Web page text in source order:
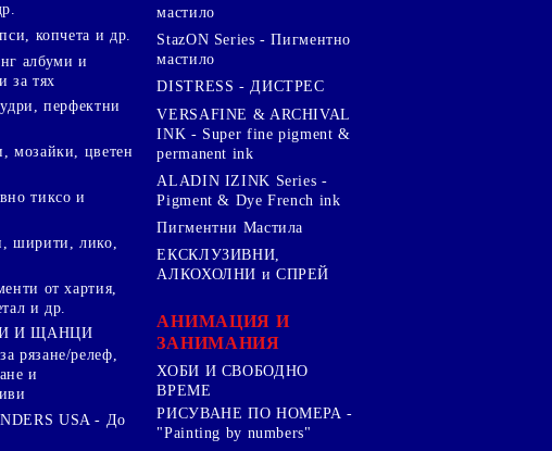
копчета и др.
албуми и
за тях
перфектни
мозайки, цветен
тиксо и
ширити, лико,
от хартия,
и др.
И ЩАНЦИ
рязане/релеф,
и
USA - До
мастило
StazON Series - Пигментно
мастило
DISTRESS - ДИСТРЕС
VERSAFINE & ARCHIVAL
INK - Super fine pigment &
permanent ink
ALADIN IZINK Series -
Pigment & Dye French ink
Пигментни Мастила
ЕКСКЛУЗИВНИ,
АЛКОХОЛНИ и СПРЕЙ
АНИМАЦИЯ И
ЗАНИМАНИЯ
ХОБИ И СВОБОДНО
ВРЕМЕ
РИСУВАНЕ ПО НОМЕРА -
"Painting by numbers"